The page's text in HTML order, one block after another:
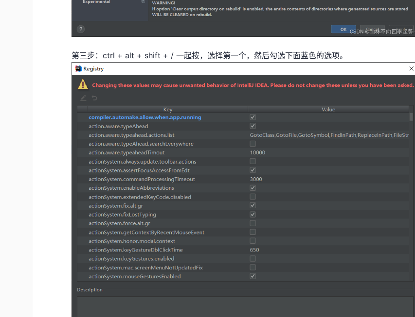
第三步：ctrl + alt + shift + / 一起按，选择第一个，然后勾选下面蓝色的选项。